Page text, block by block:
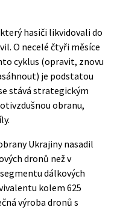
hasiči likvidovali do
O necelé čtyři měsíce
cyklus (opravit, znovu
je podstatou
stává strategickým
obranu,
Ukrajiny nasadil
dronů než v
dálkových
kolem 625
výroba dronů s